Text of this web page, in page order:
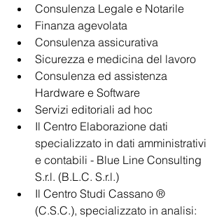
Consulenza Legale e Notarile
Finanza agevolata
Consulenza assicurativa
Sicurezza e medicina del lavoro
Consulenza ed assistenza
Hardware e Software
Servizi editoriali ad hoc
Il Centro Elaborazione dati
specializzato in dati amministrativi
e contabili - Blue Line Consulting
S.r.l. (B.L.C. S.r.l.)
Il Centro Studi Cassano ®
(C.S.C.), specializzato in analisi: